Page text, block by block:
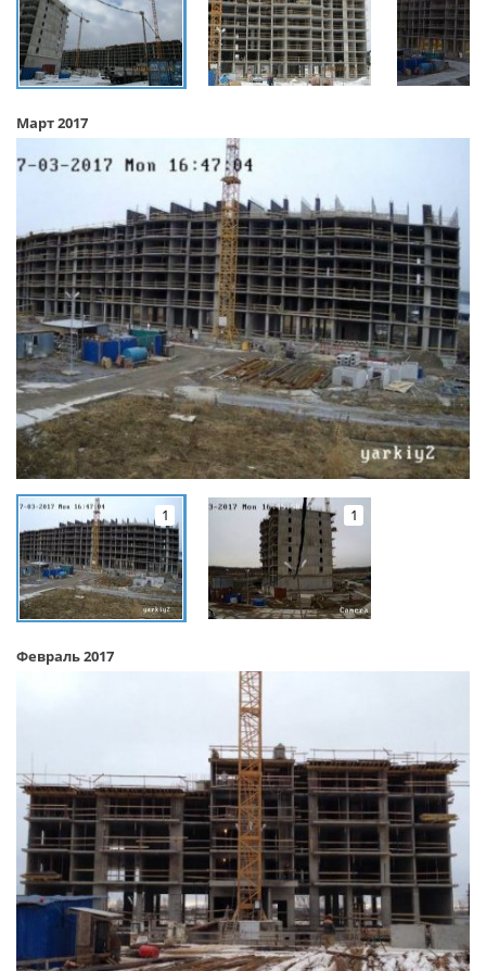
Март 2017
1 1
Февраль 2017